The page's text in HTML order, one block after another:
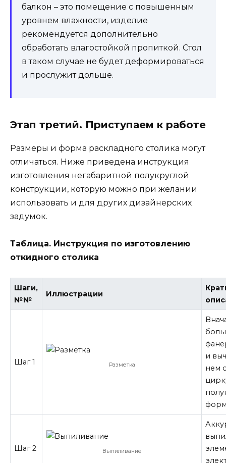
балкон – это помещение с повышенным
уровнем влажности, изделие
рекомендуется дополнительно
обработать влагостойкой пропиткой. Стол
в таком случае не будет деформироваться
и прослужит дольше.
Этап третий. Приступаем к работе
Размеры и форма раскладного столика могут
отличаться. Ниже приведена инструкция
изготовления негабаритной полукруглой
конструкции, которую можно при желании
использовать и для других дизайнерских
задумок.
Таблица. Инструкция по изготовлению
откидного столика
Шаги,
№№
Иллюстрации
Шаг 1 Разметка
и
нем
Шаг 2 Выпиливание